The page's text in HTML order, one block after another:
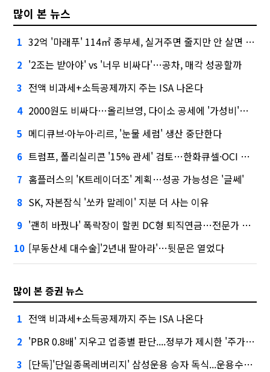
많이 본 뉴스
1 32억 '마래푸' 114㎡ 종부세, 실거주면 줄지만 안 살면 2.5배
2 '2조는 받아야' vs '너무 비싸다'…공차, 매각 성공할까
3 전액 비과세+소득공제까지 주는 ISA 나온다
4 2000원도 비싸다…올리브영, 다이소 공세에 '가성비'로 맞불
5 메디큐브·아누아·리르, '눈물 세럼' 생산 중단한다
6 트럼프, 폴리실리콘 '15% 관세' 검토…한화큐셀·OCI 영향은?
7 홈플러스의 'K트레이더조' 계획…성공 가능성은 '글쎄'
8 SK, 자본잠식 '쏘카 말레이' 지분 더 사는 이유
9 '괜히 바꿨나' 폭락장이 할퀸 DC형 퇴직연금…전문가 조언은
10 [부동산세 대수술]'2년내 팔아라'…뒷문은 열었다
많이 본 증권 뉴스
1 전액 비과세+소득공제까지 주는 ISA 나온다
2 'PBR 0.8배' 지우고 업종별 판단....정부가 제시한 '주가 누르기' 방지법
3 [단독]'단일종목레버리지' 삼성운용 승자 독식...운용수익 미래에셋의 6배